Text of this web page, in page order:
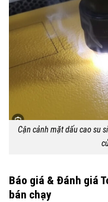
Cận cảnh mặt dấu cao su
Báo giá & Đánh giá
bán chạy